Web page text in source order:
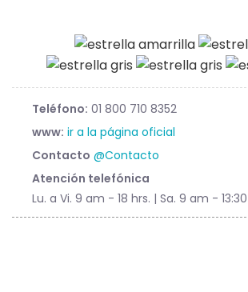
Teléfono: 01 800 710 8352
www: ir a la página oficial
Contacto @Contacto
Atención telefónica
Lu. a Vi. 9 am - 18 hrs. | Sa. 9 am -